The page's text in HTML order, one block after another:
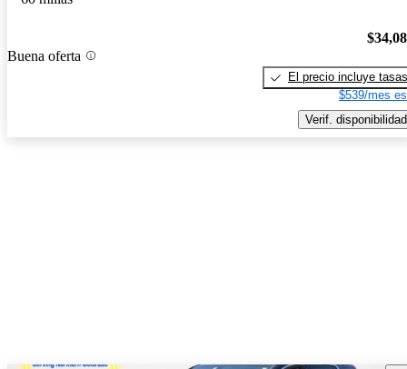
Buena oferta
El precio incluye tasas
$539/mes
Verif. disponibilidad